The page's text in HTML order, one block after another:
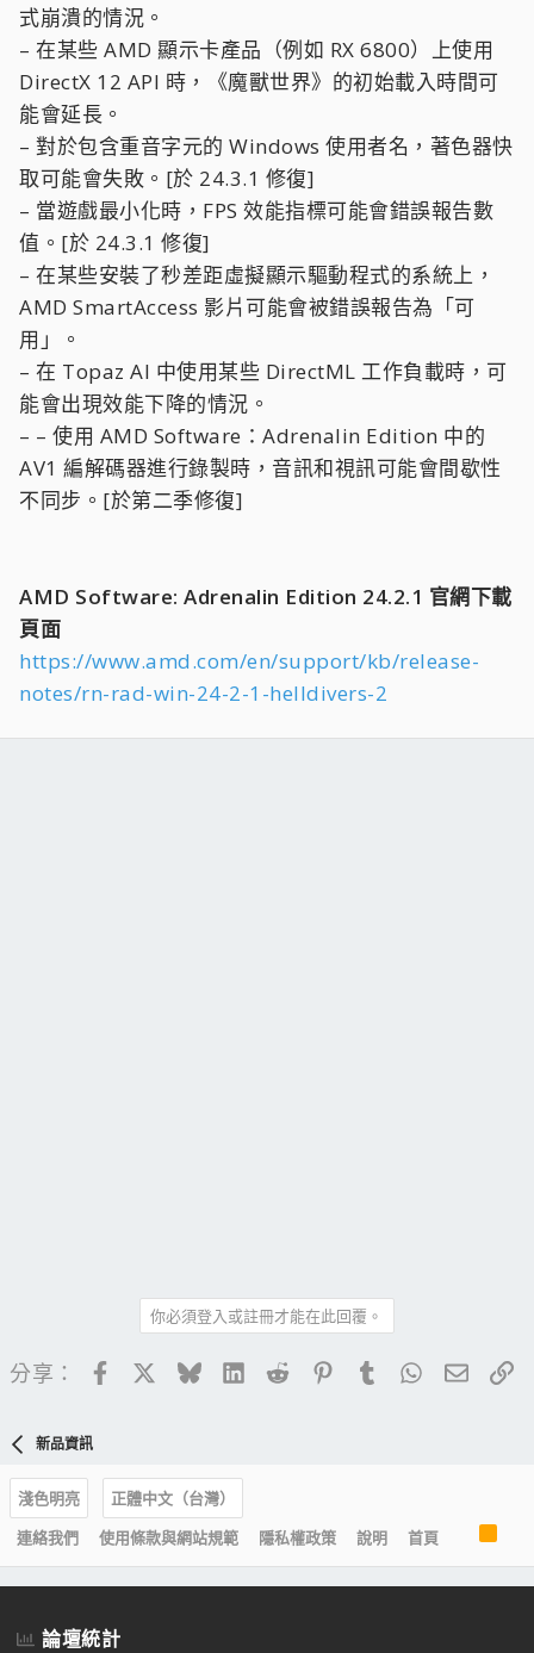
式崩潰的情況。
– 在某些 AMD 顯示卡產品（例如 RX 6800）上使用
DirectX 12 API 時，《魔獸世界》的初始載入時間可
能會延長。
– 對於包含重音字元的 Windows 使用者名，著色器快
取可能會失敗。[於 24.3.1 修復]
– 當遊戲最小化時，FPS 效能指標可能會錯誤報告數
值。[於 24.3.1 修復]
– 在某些安裝了秒差距虛擬顯示驅動程式的系統上，
AMD SmartAccess 影片可能會被錯誤報告為「可
用」。
– 在 Topaz AI 中使用某些 DirectML 工作負載時，可
能會出現效能下降的情況。
– – 使用 AMD Software：Adrenalin Edition 中的
AV1 編解碼器進行錄製時，音訊和視訊可能會間歇性
不同步。[於第二季修復]
AMD Software: Adrenalin Edition 24.2.1 官網下載
頁面
https://www.amd.com/en/support/kb/release-
notes/rn-rad-win-24-2-1-helldivers-2
你必須登入或註冊才能在此回覆。
分享： FacebookBlueskyLinkedIn
Reddit PinterestTumblrWhatsApp
電子
新品資訊
淺色明亮
正體中文（台灣）
連絡我們
使用條款與網站規範 隱私權政策 說明 首頁
S
論壇統計